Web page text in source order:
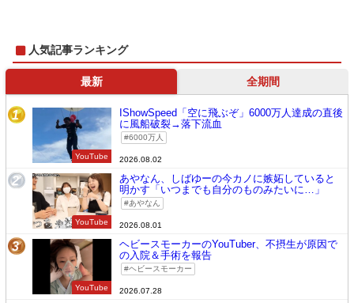
人気記事ランキング
最新 全期間
1
YouTube
IShowSpeed「空に飛ぶぞ」6000万人達成の直後
に風船破裂→落下流血
6000万人
2026.08.02
2
YouTube
あやなん、しばゆーの今カノに嫉妬していると
明かす「いつまでも自分のものみたいに…」
あやなん
2026.08.01
3
YouTube
ヘビースモーカーのYouTuber、不摂生が原因で
の入院＆手術を報告
ヘビースモーカー
2026.07.28